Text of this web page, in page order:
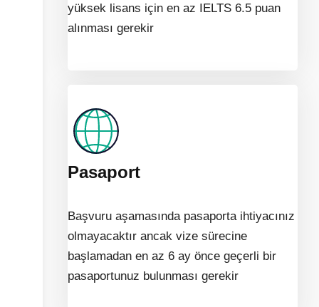
yüksek lisans için en az IELTS 6.5 puan
alınması gerekir
Pasaport
Başvuru aşamasında pasaporta ihtiyacınız
olmayacaktır ancak vize sürecine
başlamadan en az 6 ay önce geçerli bir
pasaportunuz bulunması gerekir